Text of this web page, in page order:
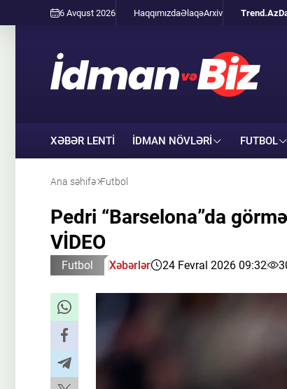
6 Avqust 2026 HaqqımızdaƏlaqəArxiv Trend.Az
XƏBƏR LENTİ İDMAN NÖVLƏRI FUTBOL
Ana səhifə Futbol
Pedri “Barselona”da
VİDEO
Futbol Xəbərlər 24 Fevral 2026 09:32